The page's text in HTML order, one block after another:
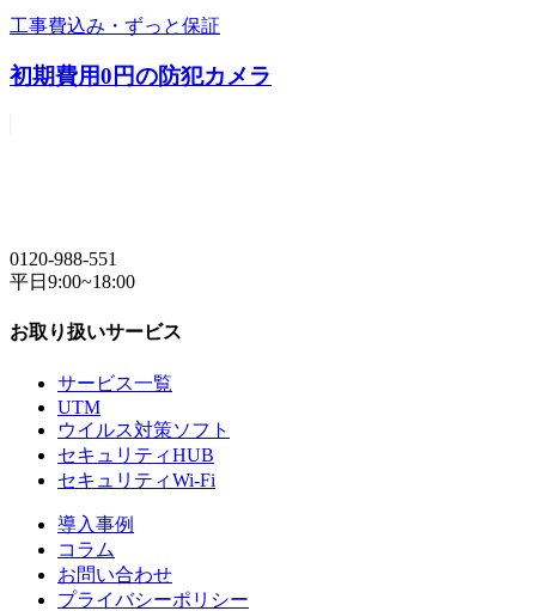
工事費込み・ずっと保証
初期費用0円の防犯カメラ
0120-988-551
平日9:00~18:00
お取り扱いサービス
サービス一覧
UTM
ウイルス対策ソフト
セキュリティHUB
セキュリティWi-Fi
導入事例
コラム
お問い合わせ
プライバシーポリシー